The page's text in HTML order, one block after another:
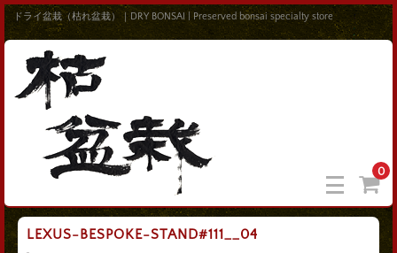
ドライ盆栽（枯れ盆栽）｜DRY BONSAI | Preserved bonsai specialty store
0
LEXUS-BESPOKE-STAND#111__04